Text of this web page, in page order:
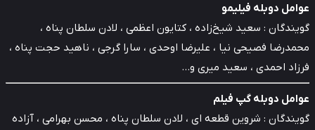
دوبله فیلیمو
: سعید شیخ‌زاده ، کتایون اعظمی ، لادن سلطان پناه ،
فصیحی ‌نیا ، علیرضا اوحدی ، سارا گرجی ، ناهید حجت ‌پناه ،
احمدی ، سعید میری و…
دوبله گپ فیلم
: شروین قطعه ‌ای ، لادن سلطان ‌پناه ، محسن بهرامی ، آزاده